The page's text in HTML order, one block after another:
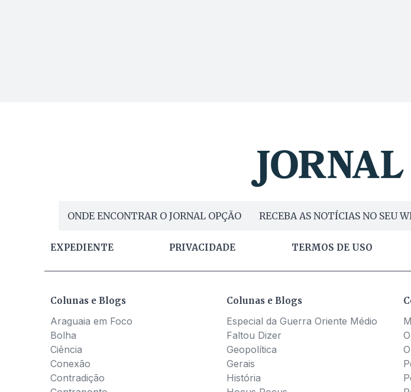
ONDE ENCONTRAR O JORNAL OPÇÃO RECEBA AS NOTÍCIAS NO SEU
EXPEDIENTE PRIVACIDADE TERMOS DE USO
Colunas e Blogs
Araguaia em Foco
Bolha
Ciência
Conexão
Contradição
Colunas e Blogs
Especial da Guerra Oriente Médio
Faltou Dizer
Geopolítica
Gerais
História